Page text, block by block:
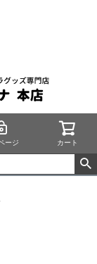
ージ カート